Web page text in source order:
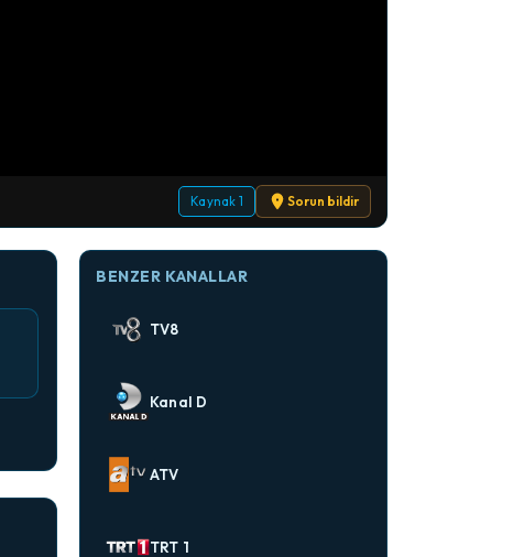
Kaynak 1 Sorun bildir
BENZER KANALLAR
TV8
Kanal D
ATV
TRT 1